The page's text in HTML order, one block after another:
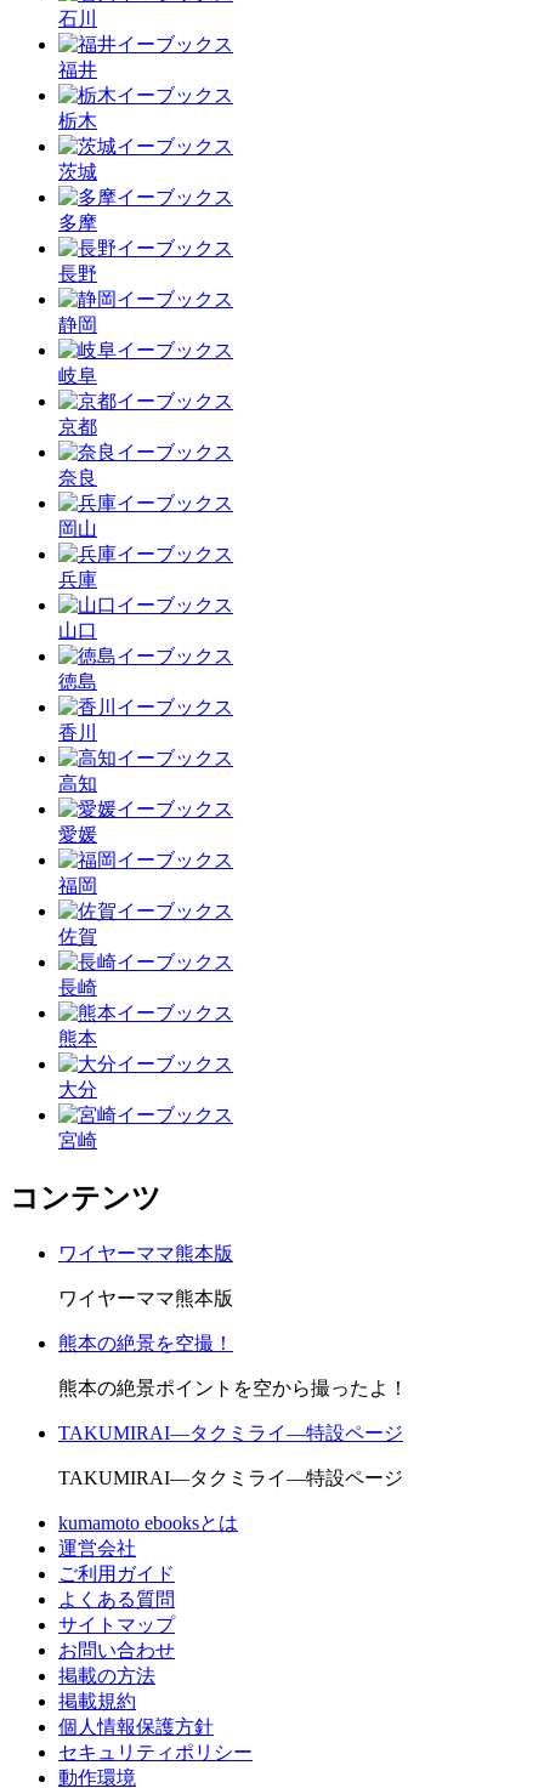
石川
福井
栃木
茨城
多摩
長野
静岡
岐阜
京都
奈良
岡山
兵庫
山口
徳島
香川
高知
愛媛
福岡
佐賀
長崎
熊本
大分
宮崎
コンテンツ
ワイヤーママ熊本版
ワイヤーママ熊本版
熊本の絶景を空撮！
熊本の絶景ポイントを空から撮ったよ！
TAKUMIRAI―タクミライ―特設ページ
TAKUMIRAI―タクミライ―特設ページ
kumamoto ebooksとは
運営会社
ご利用ガイド
よくある質問
サイトマップ
お問い合わせ
掲載の方法
掲載規約
個人情報保護方針
セキュリティポリシー
動作環境